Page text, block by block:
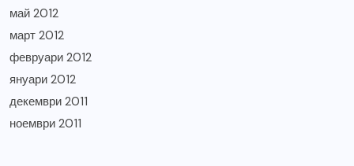
май 2012
март 2012
февруари 2012
януари 2012
декември 2011
ноември 2011